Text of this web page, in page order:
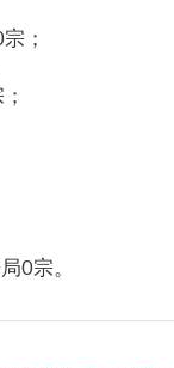
；
0宗。